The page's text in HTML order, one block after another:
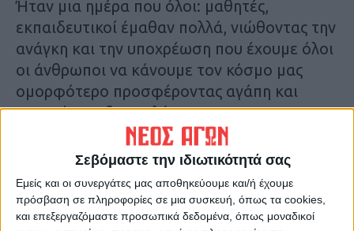
Σεβόμαστε την ιδιωτικότητά σας
Εμείς και οι συνεργάτες μας αποθηκεύουμε και/ή έχουμε
πρόσβαση σε πληροφορίες σε μια συσκευή, όπως τα cookies,
και επεξεργαζόμαστε προσωπικά δεδομένα, όπως μοναδικοί
Ήταν μια ημέρα που όλοι: μαθητές,
εκπαιδευτικοί έμαθαν πολλά, νιώθοντας την
ανάγκη και την υποχρέωση που έχουμε όλοι
οι άνθρωποι να κάνουμε τον κόσμο μας
ομορφότερο προσφέροντας αγάπη και
κατανόηση, διευκολύνοντας την
καθημερινότητα των ανθρώπων που
αντιμετωπίζουν δυσκολίες! Οι μαθητές, οι
εκπαιδευτικοί και η Δ/ντρια του Σχολείου,
ευχαριστούν θερμά τις εκπαιδευτικούς του
κέντρου Ήλιος κδαπ ΜΕΑ